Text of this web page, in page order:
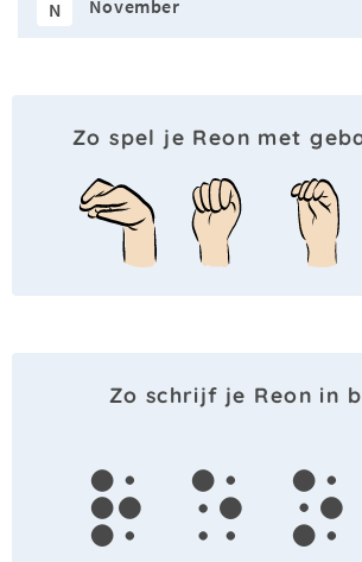
N November
Zo spel je Reon met
Zo schrijf je Reon in
r e o